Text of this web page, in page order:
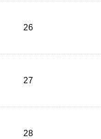
26
27
28